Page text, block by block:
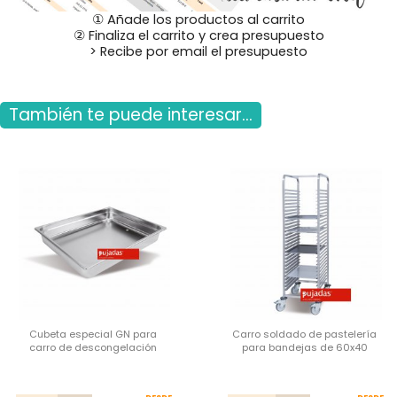
① Añade los productos al carrito
② Finaliza el carrito y crea presupuesto
> Recibe por email el presupuesto
También te puede interesar...
Cubeta especial GN para
carro de descongelación
Carro soldado de pastelería
para bandejas de 60x40